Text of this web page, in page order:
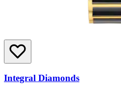
Integral Diamonds